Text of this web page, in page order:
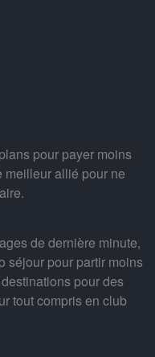
pour payer moins
meilleur allié pour ne
de dernière minute,
séjour pour partir moins
pour des
tout compris en club